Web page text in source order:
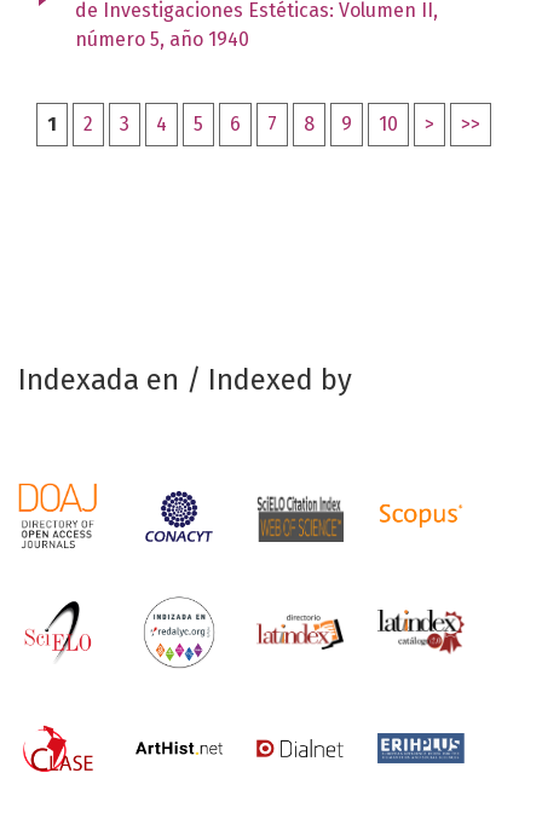
de Investigaciones Estéticas: Volumen II,
número 5, año 1940
1 2 3 4 5 6 7 8 9 10 > >>
Indexada en / Indexed by